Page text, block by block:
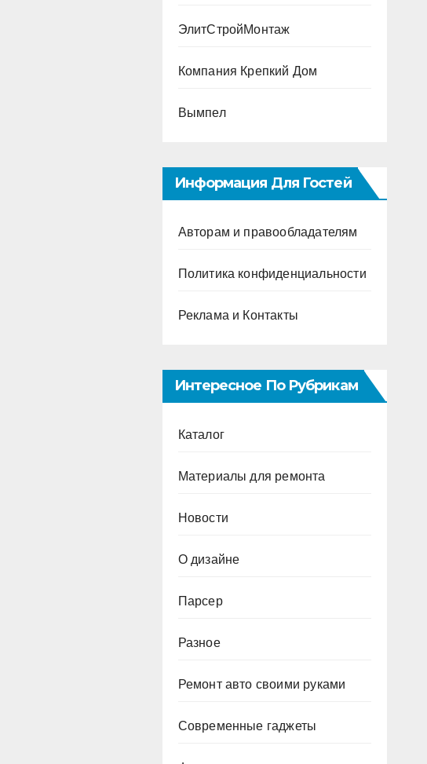
ЭлитСтройМонтаж
Компания Крепкий Дом
Вымпел
Информация Для Гостей
Авторам и правообладателям
Политика конфиденциальности
Реклама и Контакты
Интересное По Рубрикам
Каталог
Материалы для ремонта
Новости
О дизайне
Парсер
Разное
Ремонт авто своими руками
Современные гаджеты